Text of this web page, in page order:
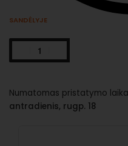
SANDĖLYJE
Numatomas pristatymo
antradienis, rugp. 18